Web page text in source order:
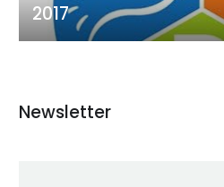
2017
Newsletter